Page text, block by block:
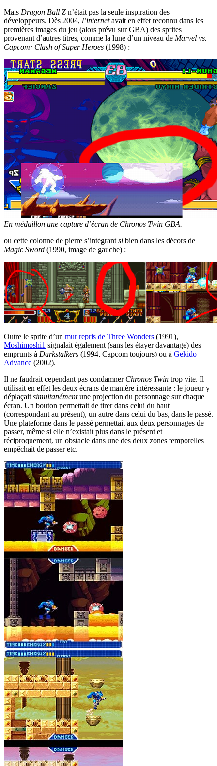
Mais Dragon Ball Z n’était pas la seule inspiration des
développeurs. Dès 2004, l’internetavait en effet reconnu dans les
premières images du jeu (alors prévu sur GBA) des sprites
provenant d’autres titres, comme la lune d’un niveau de Marvel vs.
Capcom: Clash of Super Heroes (1998) :
En médaillon une capture d’écran de Chronos Twin GBA.
ou cette colonne de pierre s’intégrant si bien dans les décors de
Magic Sword (1990, image de gauche) :
Outre le sprite d’un mur repris de Three Wonders (1991),
Moshimoshi1 signalait également (sans les étayer davantage) des
emprunts à Darkstalkers (1994, Capcom toujours) ou à Gekido
Advance (2002).
Il ne faudrait cependant pas condamner Chronos Twin trop vite. Il
utilisait en effet les deux écrans de manière intéressante : le joueur y
déplaçait simultanémentune projection du personnage sur chaque
écran. Un bouton permettait de tirer dans celui du haut
(correspondant au présent), un autre dans celui du bas, dans le passé.
Une plateforme dans le passé permettait aux deux personnages de
passer, même si elle n’existait plus dans le présent et
réciproquement, un obstacle dans une des deux zones temporelles
empêchait de passer etc.